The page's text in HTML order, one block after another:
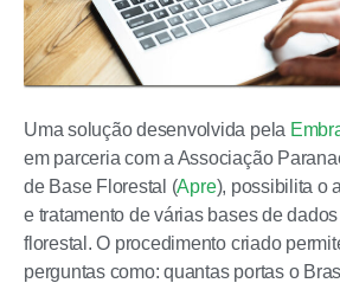
Uma solução desenvolvida pela
em parceria com a Associação
de Base Florestal (Apre), possibilita o
e tratamento de várias bases de
florestal. O procedimento criado
perguntas como: quantas portas o